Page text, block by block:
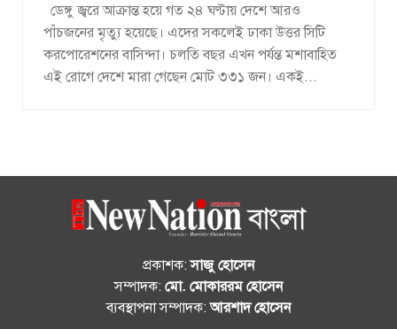
ডেঙ্গু জ্বরে আক্রান্ত হয়ে গত ২৪ ঘণ্টায় দেশে আরও
পাঁচজনের মৃত্যু হয়েছে। এদের সকলেই ঢাকা উত্তর সিটি
করপোরেশনের বাসিন্দা। চলতি বছর এখন পর্যন্ত মশাবাহিত
এই রোগে দেশে মারা গেছেন মোট ৩৩১ জন। একই...
প্রকাশক:সাজু হোসেন
সম্পাদক: মো. মোকাররম হোসেন
ব্যবস্থাপনা সম্পাদক:আরশাদ হোসেন